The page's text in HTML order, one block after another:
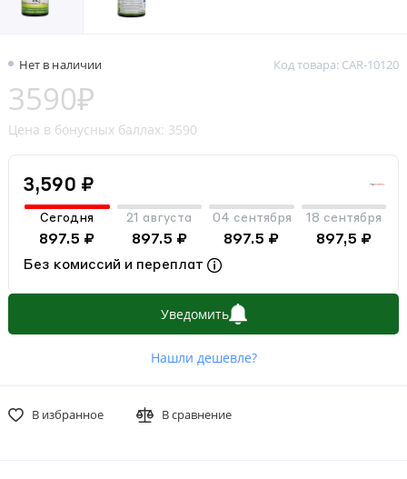
Нет в наличии Код товара: CAR-10120
3590₽
Цена в бонусных баллах: 3590
3,590 ₽
Сегодня
897.5 ₽
21 августа
897.5 ₽
04 сентября
897.5 ₽
18 сентября
897,5 ₽
Без комиссий и переплат
Уведомить
Нашли дешевле?
В избранное В сравнение